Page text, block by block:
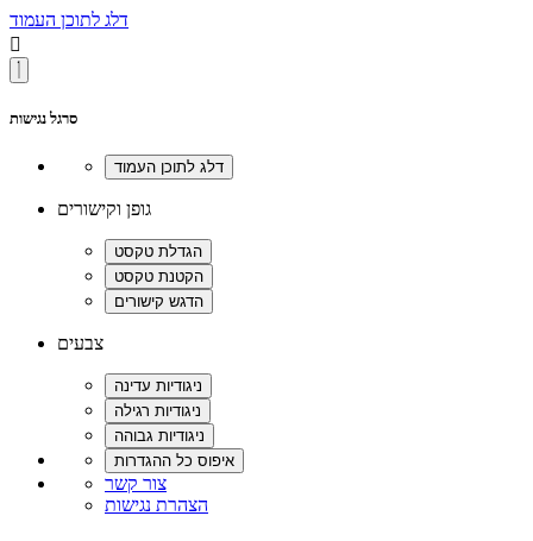
דלג לתוכן העמוד

סרגל נגישות
גופן וקישורים
צבעים
צור קשר
הצהרת נגישות